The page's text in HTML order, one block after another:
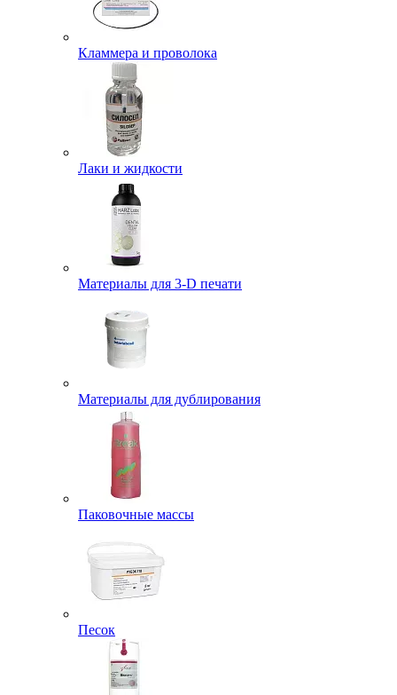
Кламмера и проволока
Лаки и жидкости
Материалы для 3-D печати
Материалы для дублирования
Паковочные массы
Песок